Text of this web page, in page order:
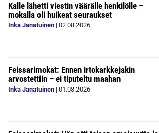
Kalle lähetti viestin väärälle henkilölle –
mokalla oli huikeat seuraukset
Inka Janatuinen | 02.08.2026
Feissarimokat: Ennen irtokarkkejakin
arvostettiin – ei tiputeltu maahan
Inka Janatuinen | 01.08.2026